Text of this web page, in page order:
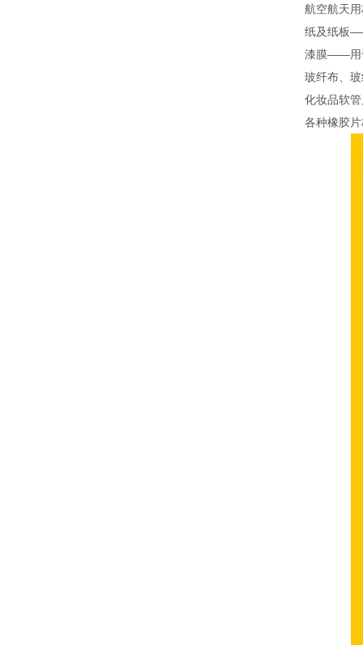
航空航天
纸及纸板
漆膜——用
玻纤布、
化妆品软
各种橡胶